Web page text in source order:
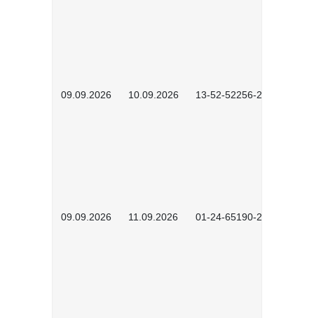
09.09.2026 10.09.2026 13-52-52256-2601
09.09.2026 11.09.2026 01-24-65190-2603